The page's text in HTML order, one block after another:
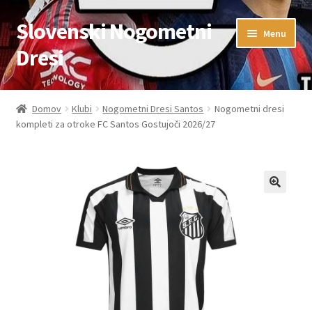
Skip
to
navigation
Skip
to
content
Slovenski Nogometni
Dresi
Menu
Domov
Blog
Kontaktiraj nas
Domov Klubi Nogometni Dresi Santos
Nogometni dresi
kompleti za otroke FC Santos Gostujoči 2026/27